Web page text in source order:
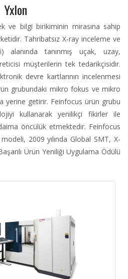
Yxlon
ve bilgi birikiminin mirasına sahip
Tahribatsız X-ray inceleme ve
alanında tanınmış uçak, uzay,
müşterilerin tek tedarikçisidir.
devre kartlarının incelenmesi
grubundaki mikro fokus ve mikro
yerine getirir. Feinfocus ürün grubu
kullanarak yenilikçi fikirler ile
öncülük etmektedir. Feinfocus
2009 yılında Global SMT, X-
Ürün Yeniliği Uygulama Ödülü